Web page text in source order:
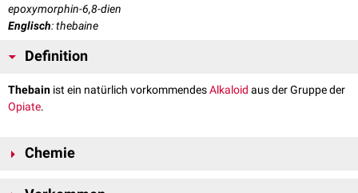
epoxymorphin-6,8-dien
Englisch: thebaine
Definition
Thebain ist ein natürlich vorkommendesAlkaloid aus der Gruppe der
Opiate.
Chemie